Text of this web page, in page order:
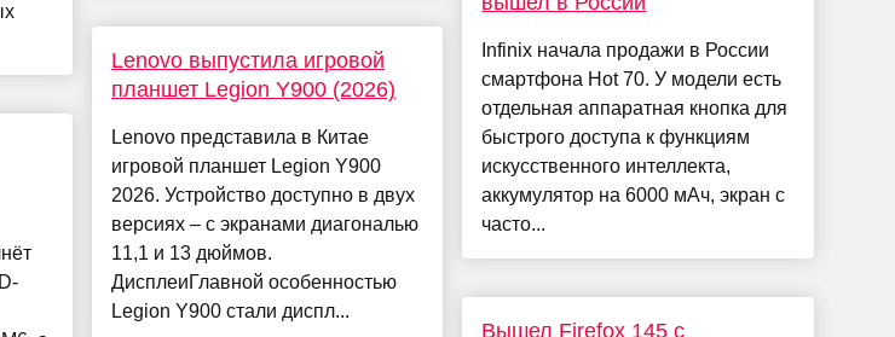
Lenovo выпустила игровой
планшет Legion Y900 (2026)
Lenovo представила в Китае
игровой планшет Legion Y900
2026. Устройство доступно в двух
версиях – с экранами диагональю
11,1 и 13 дюймов.
ДисплеиГлавной особенностью
Legion Y900 стали диспл...
Infinix начала продажи в России
смартфона Hot 70. У модели есть
отдельная аппаратная кнопка для
быстрого доступа к функциям
искусственного интеллекта,
аккумулятор на 6000 мАч, экран с
часто...
Вышел Firefox 145 с